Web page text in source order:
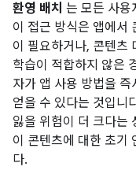
환영 배치 는 모든 사용
이 접근 방식은 앱에서
이 필요하거나, 콘텐츠
학습이 적합하지 않은
자가 앱 사용 방법을
얻을 수 있다는 것입니
잃을 위험이 더 크다는
이 콘텐츠에 대한 초기
다.